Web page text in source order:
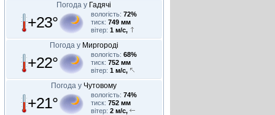
Погода у Гадячі
+23° вологість: 72%
тиск: 749 мм
вітер: 1 м/с,
Погода у Миргороді
+22° вологість: 68%
тиск: 752 мм
вітер: 1 м/с,
Погода у Чутовому
+21° вологість: 74%
тиск: 752 мм
вітер: 2 м/с,